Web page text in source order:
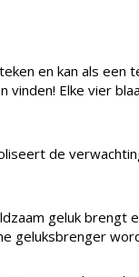
en kan als een
Elke vier
de
geluk brengt
geluksbrenger